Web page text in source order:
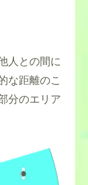
人との間に
な距離のこ
分のエリア